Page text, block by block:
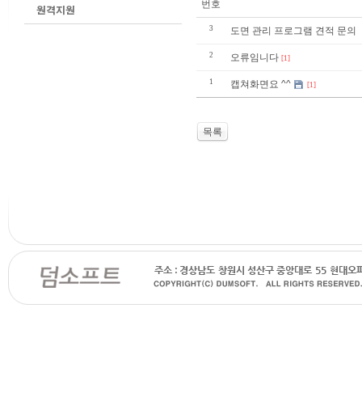
번호
3 도면 관리 프로그램 견적 문의
2 오류임니다 [1]
1 캡쳐화면요 ^^ [1]
목록